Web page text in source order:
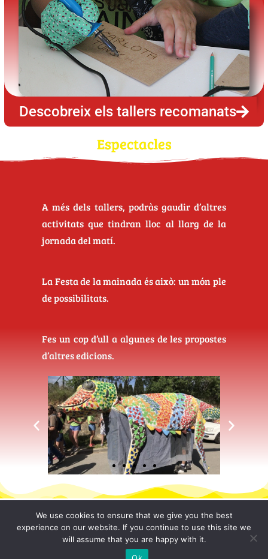
Descobreix els tallers recomanats
Espectacles​
A més dels tallers, podràs gaudir d’altres
activitats que tindran lloc al llarg de la
jornada del matí.
La Festa de la mainada és això: un món ple
de possibilitats.
Fes un cop d’ull a algunes de les propostes
d’altres edicions.
Segueix-nos!
F
a
I
n
s
T
i
We use cookies to ensure that we give you the best
experience on our website. If you continue to use this site we
will assume that you are happy with it.